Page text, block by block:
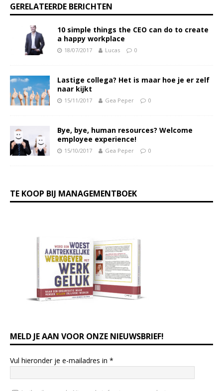
GERELATEERDE BERICHTEN
10 simple things the CEO can do to create
a happy workplace
18/07/2017 Lucas 0
Lastige collega? Het is maar hoe je er zelf
naar kijkt
15/11/2017 Gea Peper 0
Bye, bye, human resources? Welcome
employee experience!
15/10/2017 Gea Peper 0
TE KOOP BIJ MANAGEMENTBOEK
MELD JE AAN VOOR ONZE NIEUWSBRIEF!
Vul hieronder je e-mailadres in *